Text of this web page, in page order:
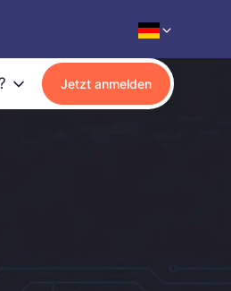
Jetzt anmelden